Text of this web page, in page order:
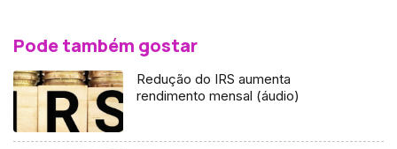
Pode também gostar
Redução do IRS aumenta
rendimento mensal (áudio)